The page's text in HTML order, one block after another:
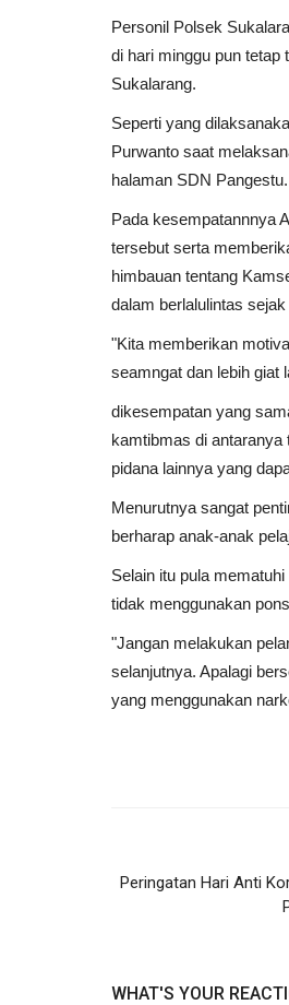
Personil Polsek
di hari minggu pun
Sukalarang.
Seperti yang
Purwanto saat
halaman SDN Pangestu.
Pada kesempatannnya
tersebut serta
himbauan tentang
dalam berlalulintas sejak
"Kita memberikan
seamngat dan lebih giat
dikesempatan yang
kamtibmas di antaranya
pidana lainnya yang
Menurutnya sangat
berharap anak-anak
Selain itu pula
tidak menggunakan
"Jangan melakukan
selanjutnya. Apalagi
yang menggunakan
Peringatan Hari Anti
WHAT'S YOUR